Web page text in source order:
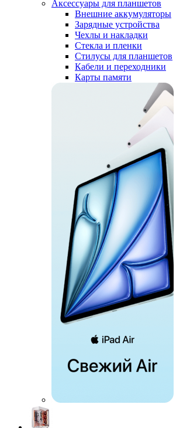
Аксессуары для планшетов
Внешние аккумуляторы
Зарядные устройства
Чехлы и накладки
Стекла и пленки
Стилусы для планшетов
Кабели и переходники
Карты памяти